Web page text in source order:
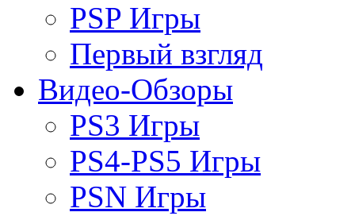
PSP Игры
Первый взгляд
Видео-Обзоры
PS3 Игры
PS4-PS5 Игры
PSN Игры